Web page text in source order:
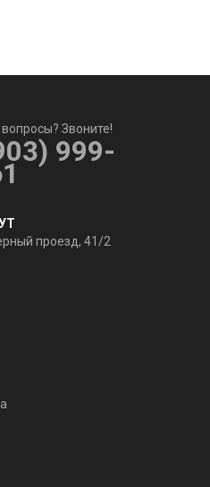
Звоните!
999-
проезд, 41/2